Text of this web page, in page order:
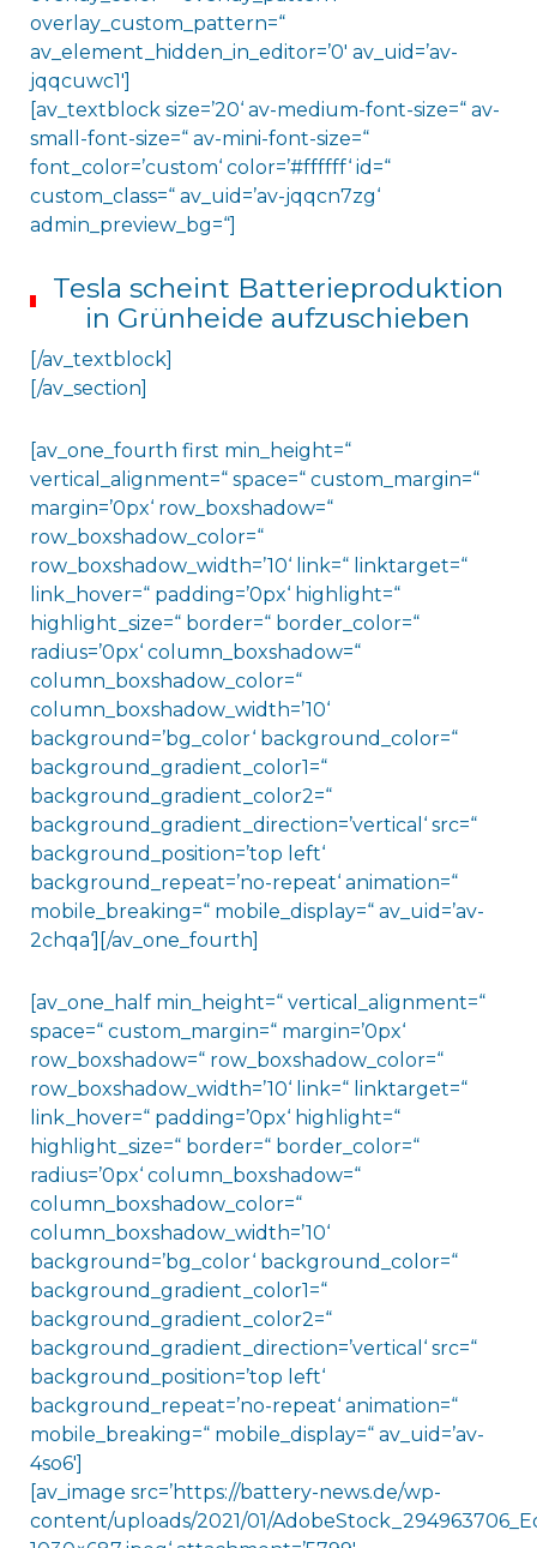
overlay_custom_pattern=“
av_element_hidden_in_editor=’0′ av_uid=’av-
jqqcuwc1′]
[av_textblock size=’20‘ av-medium-font-size=“ av-
small-font-size=“ av-mini-font-size=“
font_color=’custom‘ color=’#ffffff‘ id=“
custom_class=“ av_uid=’av-jqqcn7zg‘
admin_preview_bg=“]
Tesla scheint Batterieproduktion
in Grünheide aufzuschieben
[/av_textblock]
[/av_section]
[av_one_fourth first min_height=“
vertical_alignment=“ space=“ custom_margin=“
margin=’0px‘ row_boxshadow=“
row_boxshadow_color=“
row_boxshadow_width=’10‘ link=“ linktarget=“
link_hover=“ padding=’0px‘ highlight=“
highlight_size=“ border=“ border_color=“
radius=’0px‘ column_boxshadow=“
column_boxshadow_color=“
column_boxshadow_width=’10‘
background=’bg_color‘ background_color=“
background_gradient_color1=“
background_gradient_color2=“
background_gradient_direction=’vertical‘ src=“
background_position=’top left‘
background_repeat=’no-repeat‘ animation=“
mobile_breaking=“ mobile_display=“ av_uid=’av-
2chqa‘][/av_one_fourth]
[av_one_half min_height=“ vertical_alignment=“
space=“ custom_margin=“ margin=’0px‘
row_boxshadow=“ row_boxshadow_color=“
row_boxshadow_width=’10‘ link=“ linktarget=“
link_hover=“ padding=’0px‘ highlight=“
highlight_size=“ border=“ border_color=“
radius=’0px‘ column_boxshadow=“
column_boxshadow_color=“
column_boxshadow_width=’10‘
background=’bg_color‘ background_color=“
background_gradient_color1=“
background_gradient_color2=“
background_gradient_direction=’vertical‘ src=“
background_position=’top left‘
background_repeat=’no-repeat‘ animation=“
mobile_breaking=“ mobile_display=“ av_uid=’av-
4so6′]
[av_image src=’https://battery-news.de/wp-
content/uploads/2021/01/